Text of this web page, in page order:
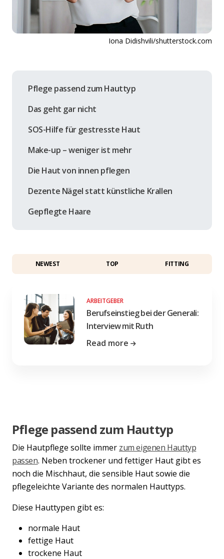
Iona Didishvili/shutterstock.com
Pflege passend zum Hauttyp
Das geht gar nicht
SOS-Hilfe für gestresste Haut
Make-up – weniger ist mehr
Die Haut von innen pflegen
Dezente Nägel statt künstliche Krallen
Gepflegte Haare
NEWEST TOP FITTING
ARBEITGEBER
Berufseinstieg bei der Generali:
Interview mit Ruth
Read more
Pflege passend zum Hauttyp
Die Hautpflege sollte immer zum eigenen Hauttyp
passen. Neben trockener und fettiger Haut gibt es
noch die Mischhaut, die sensible Haut sowie die
pflegeleichte Variante des normalen Hauttyps.
Diese Hauttypen gibt es:
normale Haut
fettige Haut
trockene Haut